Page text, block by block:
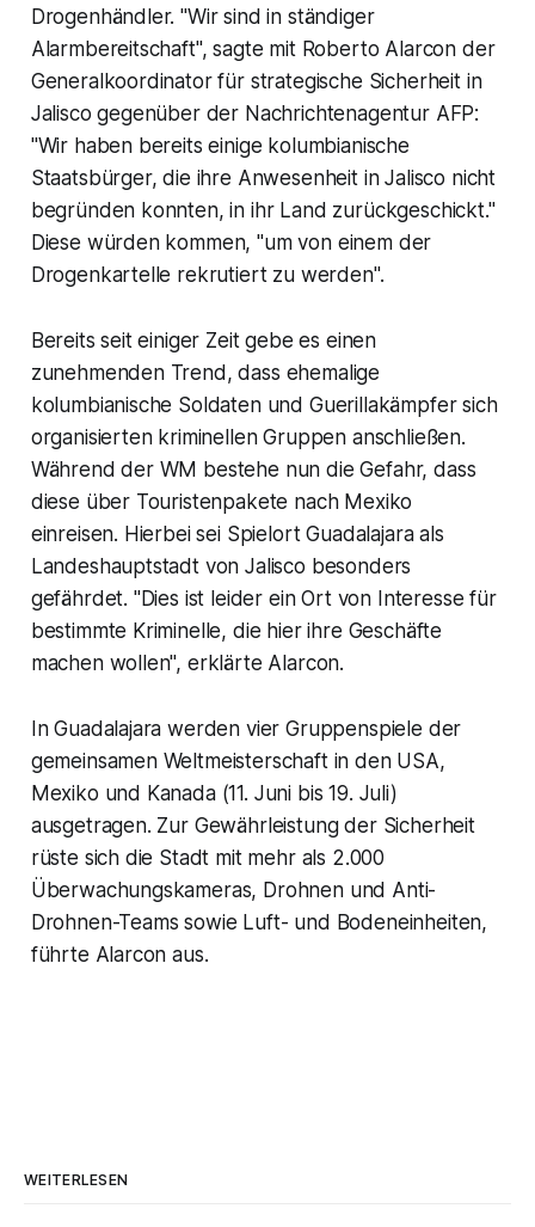
Drogenhändler. "Wir sind in ständiger
Alarmbereitschaft", sagte mit Roberto Alarcon der
Generalkoordinator für strategische Sicherheit in
Jalisco gegenüber der Nachrichtenagentur AFP:
"Wir haben bereits einige kolumbianische
Staatsbürger, die ihre Anwesenheit in Jalisco nicht
begründen konnten, in ihr Land zurückgeschickt."
Diese würden kommen, "um von einem der
Drogenkartelle rekrutiert zu werden".
Bereits seit einiger Zeit gebe es einen
zunehmenden Trend, dass ehemalige
kolumbianische Soldaten und Guerillakämpfer sich
organisierten kriminellen Gruppen anschließen.
Während der WM bestehe nun die Gefahr, dass
diese über Touristenpakete nach Mexiko
einreisen. Hierbei sei Spielort Guadalajara als
Landeshauptstadt von Jalisco besonders
gefährdet. "Dies ist leider ein Ort von Interesse für
bestimmte Kriminelle, die hier ihre Geschäfte
machen wollen", erklärte Alarcon.
In Guadalajara werden vier Gruppenspiele der
gemeinsamen Weltmeisterschaft in den USA,
Mexiko und Kanada (11. Juni bis 19. Juli)
ausgetragen. Zur Gewährleistung der Sicherheit
rüste sich die Stadt mit mehr als 2.000
Überwachungskameras, Drohnen und Anti-
Drohnen-Teams sowie Luft- und Bodeneinheiten,
führte Alarcon aus.
WEITERLESEN